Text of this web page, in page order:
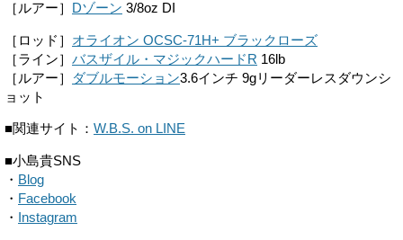
［ルアー］ Dゾーン 3/8oz DI
［ロッド］ オライオン OCSC-71H+ ブラックローズ
［ライン］ バスザイル・マジックハードR 16lb
［ルアー］
ダブルモーション3.6インチ 9gリーダーレスダウンシ
ョット
■関連サイト： W.B.S. on LINE
■小島貴SNS
・ Blog
・ Facebook
・
Instagram